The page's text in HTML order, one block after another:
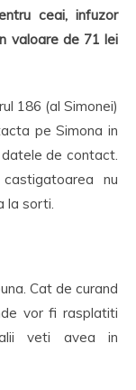
ceai, infuzor
valoare de 71 lei
186 (al Simonei)
pe Simona in
de contact.
nu
la sorti.
Cat de curand
vor fi rasplatiti
veti avea in